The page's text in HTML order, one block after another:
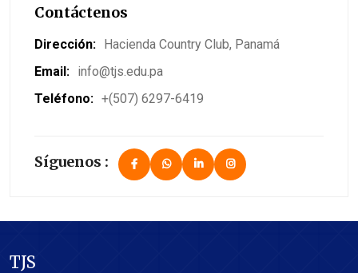
Contáctenos
Dirección: Hacienda Country Club, Panamá
Email: info@tjs.edu.pa
Teléfono: +(507) 6297-6419
Síguenos :
TJS